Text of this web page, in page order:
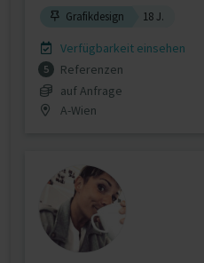
Grafikdesign
18 J.
Verfügbarkeit einsehen
5
Referenzen
auf Anfrage
A-Wien